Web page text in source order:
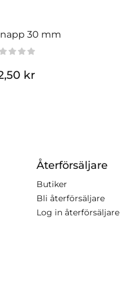
30 mm
kr
Återförsäljare
Butiker
Bli återförsäljare
Log in återförsäljare